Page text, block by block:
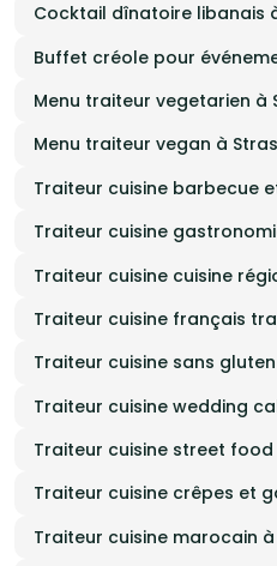
Cocktail dînatoire libanais
Buffet créole pour
Menu traiteur vegetarien à
Menu traiteur vegan à
Traiteur cuisine barbecue
Traiteur cuisine
Traiteur cuisine cuisine
Traiteur cuisine français
Traiteur cuisine sans
Traiteur cuisine wedding
Traiteur cuisine street
Traiteur cuisine crêpes et
Traiteur cuisine marocain